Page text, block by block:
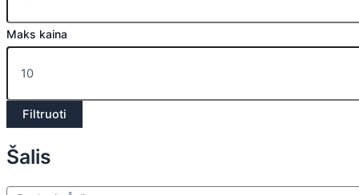
Maks kaina
Filtruoti
Šalis